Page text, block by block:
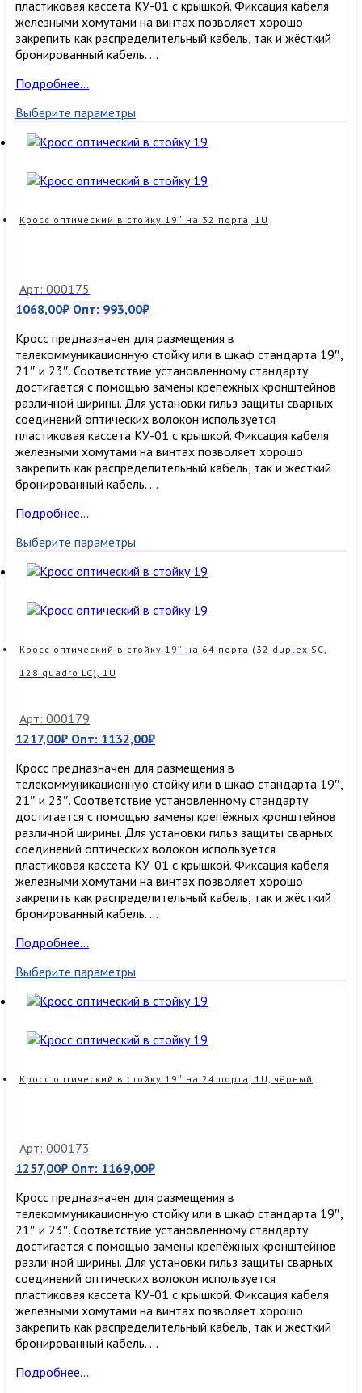
пластиковая кассета КУ-01 с крышкой. Фиксация кабеля
железными хомутами на винтах позволяет хорошо
закрепить как распределительный кабель, так и жёсткий
бронированный кабель. …
Кросс
в
стойку
19″
Подробнее…
Выберите параметры
Кросс оптический в стойку 19″ на 32 порта, 1U
Арт: 000175
1068,00₽ Опт: 993,00₽
Кросс предназначен для размещения в
телекоммуникационную стойку или в шкаф стандарта 19″,
21″ и 23″. Соответствие установленному стандарту
достигается с помощью замены крепёжных кронштейнов
различной ширины. Для установки гильз защиты сварных
соединений оптических волокон используется
пластиковая кассета КУ-01 с крышкой. Фиксация кабеля
железными хомутами на винтах позволяет хорошо
закрепить как распределительный кабель, так и жёсткий
бронированный кабель. …
Кросс
в
стойку
19″
32
Подробнее…
Выберите параметры
Кросс оптический в стойку 19″ на 64 порта (32 duplex SC,
128 quadro LC), 1U
Арт: 000179
1217,00₽ Опт: 1132,00₽
Кросс предназначен для размещения в
телекоммуникационную стойку или в шкаф стандарта 19″,
21″ и 23″. Соответствие установленному стандарту
достигается с помощью замены крепёжных кронштейнов
различной ширины. Для установки гильз защиты сварных
соединений оптических волокон используется
пластиковая кассета КУ-01 с крышкой. Фиксация кабеля
железными хомутами на винтах позволяет хорошо
закрепить как распределительный кабель, так и жёсткий
бронированный кабель. …
Кросс
в
стойку
19″
64
duplex
LC),
1U
Подробнее…
Выберите параметры
Кросс оптический в стойку 19″ на 24 порта, 1U, чёрный
Арт: 000173
1257,00₽ Опт: 1169,00₽
Кросс предназначен для размещения в
телекоммуникационную стойку или в шкаф стандарта 19″,
21″ и 23″. Соответствие установленному стандарту
достигается с помощью замены крепёжных кронштейнов
различной ширины. Для установки гильз защиты сварных
соединений оптических волокон используется
пластиковая кассета КУ-01 с крышкой. Фиксация кабеля
железными хомутами на винтах позволяет хорошо
закрепить как распределительный кабель, так и жёсткий
бронированный кабель. …
Кросс
Подробнее…